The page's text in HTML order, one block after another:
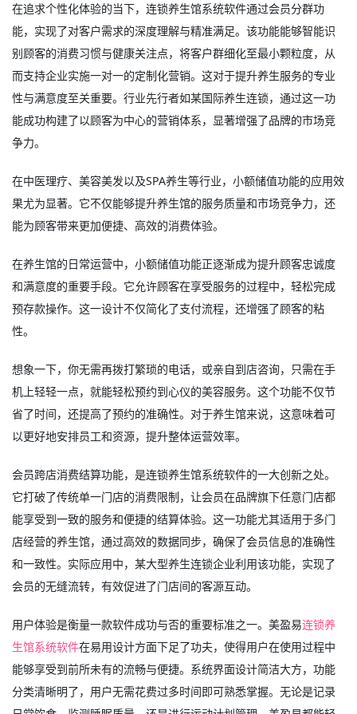
在追求个性化体验的当下，连锁养生馆系统软件通过会员分群功
能，实现了对客户需求的深度理解与精准满足。该功能能够智能识
别顾客的消费习惯与健康关注点，将客户群细化至最小颗粒度，从
而支持企业实施一对一的定制化营销。这对于提升养生服务的专业
性与满意度至关重要。行业先行者如某国际养生连锁，通过这一功
能成功构建了以顾客为中心的营销体系，显著增强了品牌的市场竞
争力。
在中医理疗、美容美发以及SPA养生等行业，小额储值功能的应用效
果尤为显著。它不仅能够提升养生馆的服务质量和市场竞争力，还
能为顾客带来更加便捷、高效的消费体验。
在养生馆的日常运营中，小额储值功能正逐渐成为提升顾客忠诚度
和满意度的重要手段。它允许顾客在享受服务的过程中，轻松完成
预存款操作。这一设计不仅简化了支付流程，还增强了顾客的粘
性。
想象一下，你无需再拨打繁琐的电话，或亲自到店咨询，只需在手
机上轻轻一点，就能轻松预约到心仪的美容服务。这个功能不仅节
省了时间，还提高了预约的准确性。对于养生馆来说，这意味着可
以更好地安排员工和资源，提升整体运营效率。
会员跨店消费结算功能，是连锁养生馆系统软件的一大创新之处。
它打破了传统单一门店的消费限制，让会员在品牌旗下任意门店都
能享受到一致的服务和便捷的结算体验。这一功能尤其适用于多门
店经营的养生馆，通过高效的数据同步，确保了会员信息的准确性
和一致性。实际应用中，某大型养生连锁企业利用该功能，实现了
会员的无缝流转，有效促进了门店间的客源互动。
用户体验是衡量一款软件成功与否的重要标准之一。美盈易连锁养
生馆系统软件在易用设计方面下足了功夫，使得用户在使用过程中
能够享受到前所未有的流畅与便捷。系统界面设计简洁大方，功能
分类清晰明了，用户无需花费过多时间即可熟悉掌握。无论是记录